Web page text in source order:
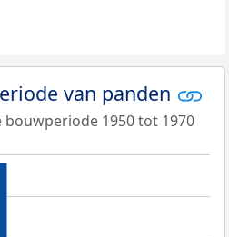
van panden
bouwperiode 1950 tot 1970